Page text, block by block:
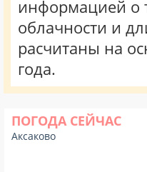
информацией о
облачности и
расчитаны на
года.
ПОГОДА СЕЙЧАС
Аксаково